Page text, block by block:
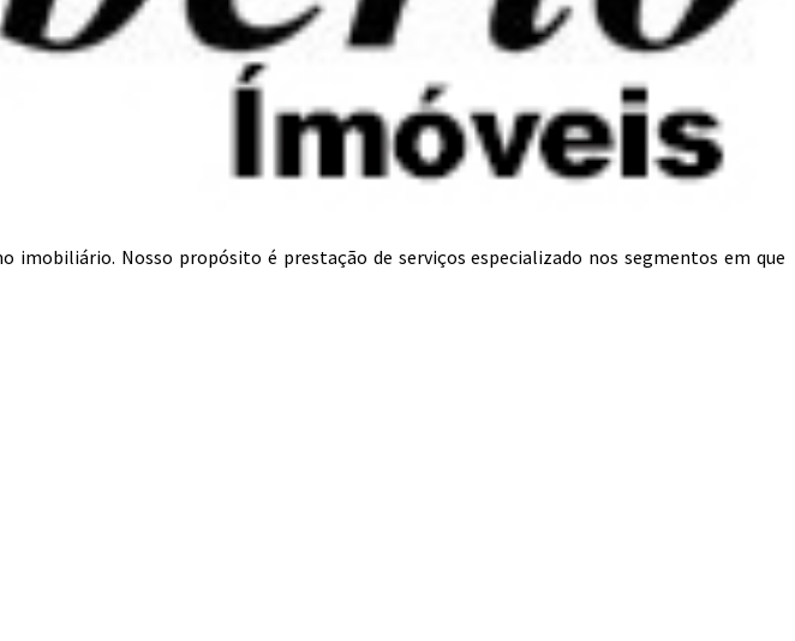
imobiliário. Nosso propósito é prestação de serviços especializado nos segmentos em que